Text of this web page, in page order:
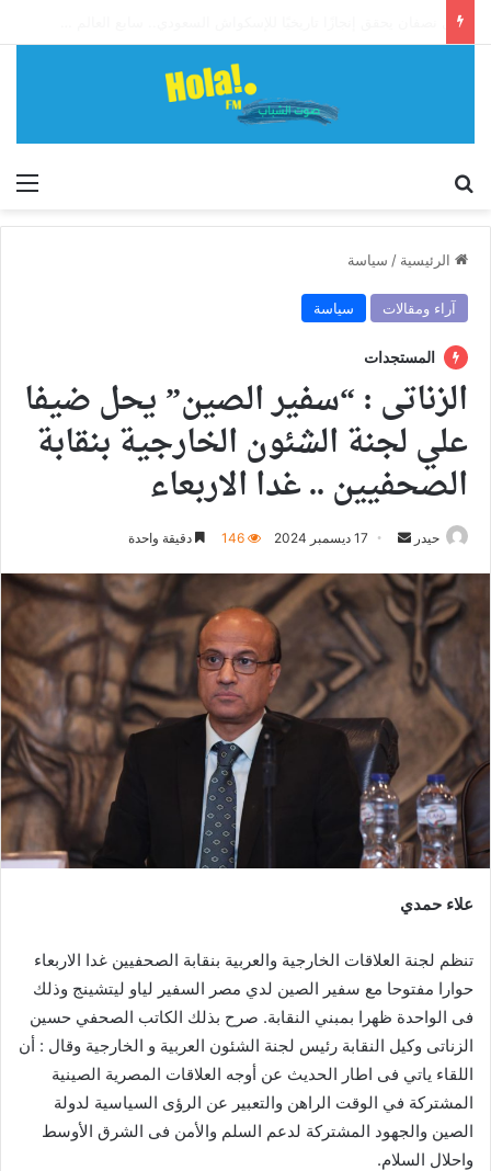
الرئيسية / سياسة
آراء ومقالات سياسة
المستجدات
الزناتى : “سفير الصين” يحل ضيفا
علي لجنة الشئون الخارجية بنقابة
الصحفيين .. غدا الاربعاء
حيدر
أرسل
إلكترونيا
17 ديسمبر 2024 146 دقيقة واحدة
علاء حمدي
تنظم لجنة العلاقات الخارجية والعربية بنقابة الصحفيين غدا الاربعاء
حوارا مفتوحا مع سفير الصين لدي مصر السفير لياو ليتشينج وذلك
فى الواحدة ظهرا بمبني النقابة. صرح بذلك الكاتب الصحفي حسين
الزناتى وكيل النقابة رئيس لجنة الشئون العربية و الخارجية وقال : أن
اللقاء ياتي فى اطار الحديث عن أوجه العلاقات المصرية الصينية
المشتركة في الوقت الراهن والتعبير عن الرؤى السياسية لدولة
الصين والجهود المشتركة لدعم السلم والأمن فى الشرق الأوسط
واحلال السلام.